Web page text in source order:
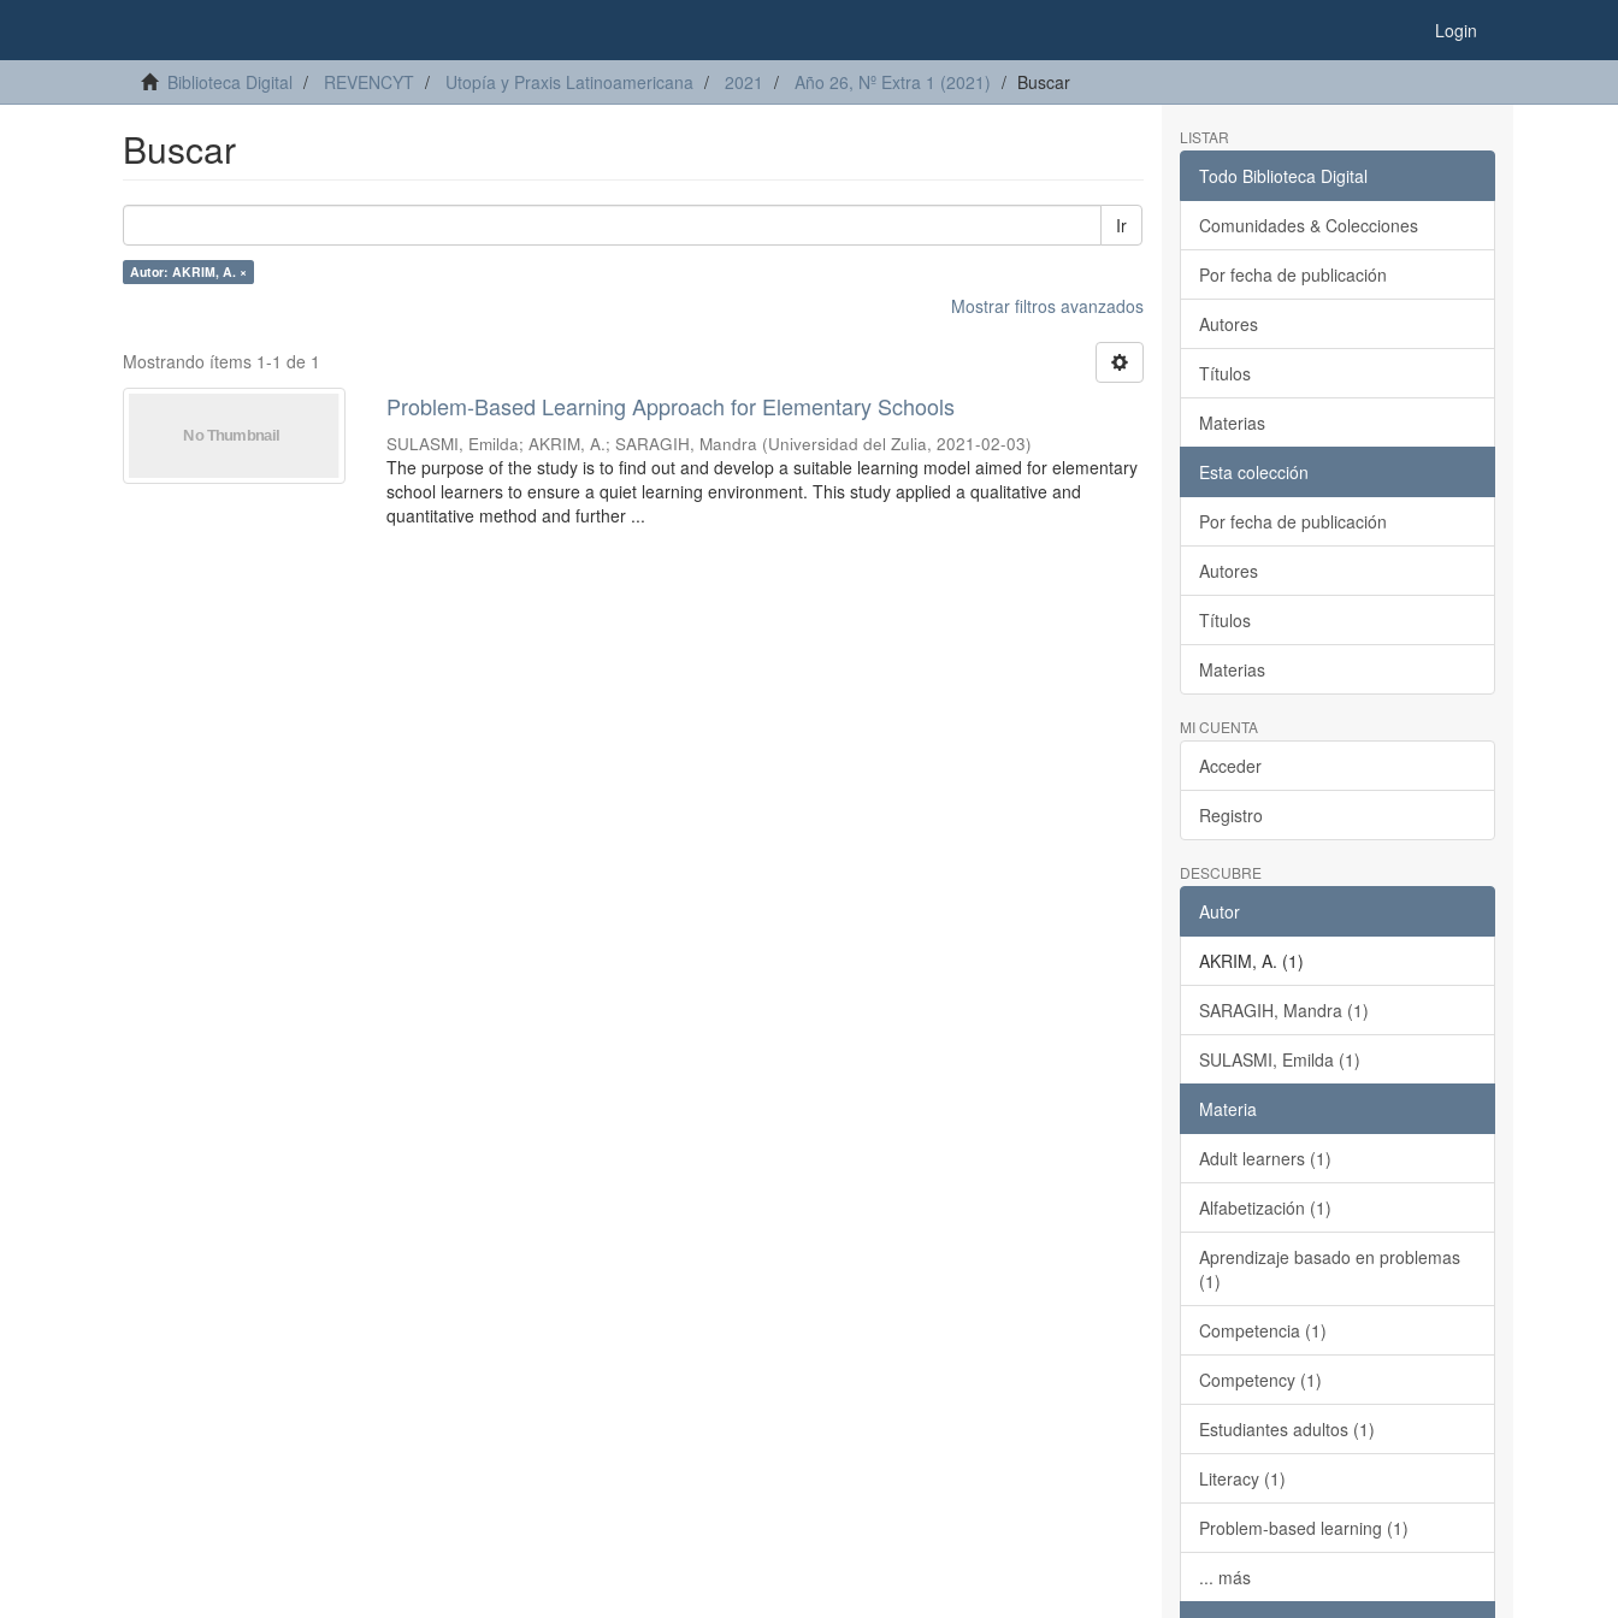
Login
Biblioteca Digital REVENCYT Utopía y Praxis Latinoamericana 2021 Año 26, Nº Extra 1 (2021) Buscar
Buscar
Ir
Autor: AKRIM, A. ×
Mostrar filtros avanzados
Mostrando ítems 1-1 de 1
Problem-Based Learning Approach for Elementary Schools
SULASMI, Emilda;AKRIM, A.;SARAGIH, Mandra (Universidad del Zulia,2021-02-03)
The purpose of the study is to find out and develop a suitable learning model aimed for elementary
school learners to ensure a quiet learning environment. This study applied a qualitative and
quantitative method and further ...
LISTAR
Todo Biblioteca Digital
Comunidades & Colecciones
Por fecha de publicación
Autores
Títulos
Materias
Esta colección
Por fecha de publicación
Autores
Títulos
Materias
MI CUENTA
Acceder
Registro
DESCUBRE
Autor
AKRIM, A. (1)
SARAGIH, Mandra (1)
SULASMI, Emilda (1)
Materia
Adult learners (1)
Alfabetización (1)
Aprendizaje basado en problemas
(1)
Competencia (1)
Competency (1)
Estudiantes adultos (1)
Literacy (1)
Problem-based learning (1)
... más